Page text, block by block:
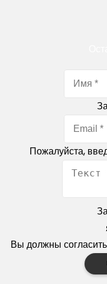
Пожалуйста,
Вы должны